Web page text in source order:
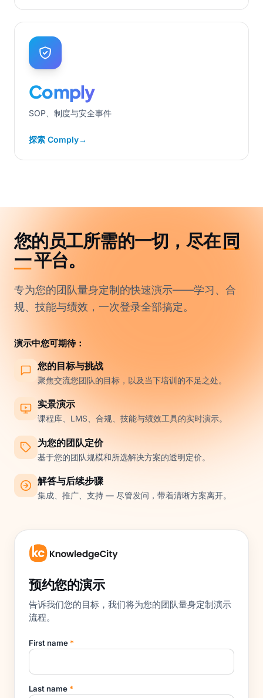
Comply
SOP、制度与安全事件
探索 Comply→
您的员工所需的一切，尽在同
一平台。
专为您的团队量身定制的快速演示——学习、合
规、技能与绩效，一次登录全部搞定。
演示中您可期待：
您的目标与挑战
聚焦交流您团队的目标，以及当下培训的不足之处。
实景演示
课程库、LMS、合规、技能与绩效工具的实时演示。
为您的团队定价
基于您的团队规模和所选解决方案的透明定价。
解答与后续步骤
集成、推广、支持 — 尽管发问，带着清晰方案离开。
预约您的演示
告诉我们您的目标，我们将为您的团队量身定制演示
流程。
First name *
Last name *